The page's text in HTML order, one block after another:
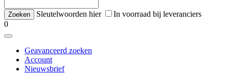
Sleutelwoorden hier
In voorraad bij leveranciers
0
Geavanceerd zoeken
Account
Nieuwsbrief